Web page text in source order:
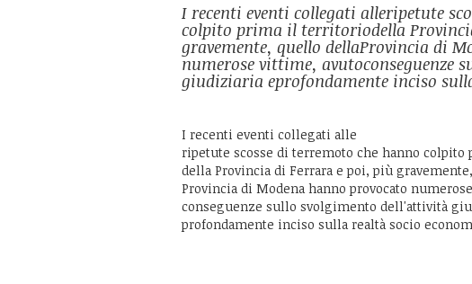
I recenti eventi collegati alleripetute
colpito prima il territoriodella
gravemente, quello dellaProvincia di
numerose vittime, avutoconseguenze
giudiziaria eprofondamente inciso
I recenti eventi collegati alle
ripetute scosse di terremoto che hanno
della Provincia di Ferrara e poi, più
Provincia di Modena hanno provocato
conseguenze sullo svolgimento dell'attività
profondamente inciso sulla realtà socio